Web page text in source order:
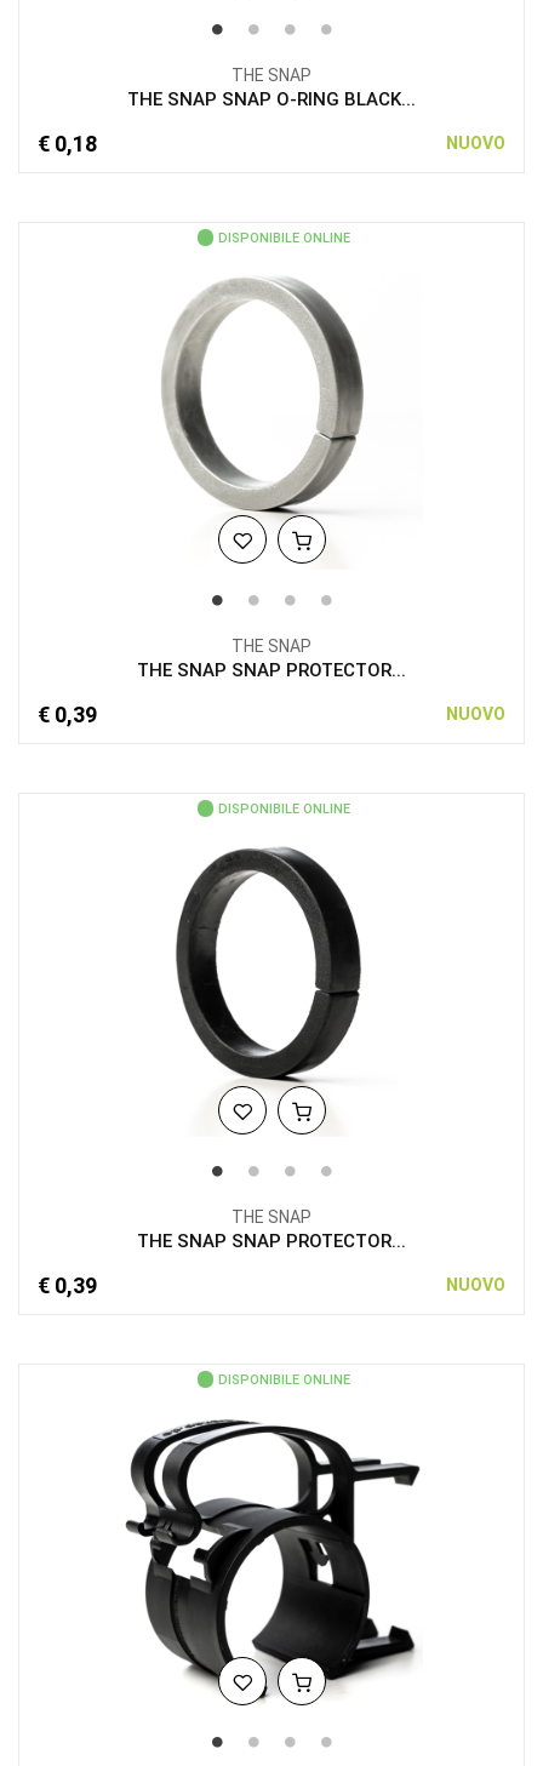
THE SNAP
THE SNAP SNAP O-RING BLACK...
€ 0,18 NUOVO
DISPONIBILE ONLINE
THE SNAP
THE SNAP SNAP PROTECTOR...
€ 0,39 NUOVO
DISPONIBILE ONLINE
THE SNAP
THE SNAP SNAP PROTECTOR...
€ 0,39 NUOVO
DISPONIBILE ONLINE